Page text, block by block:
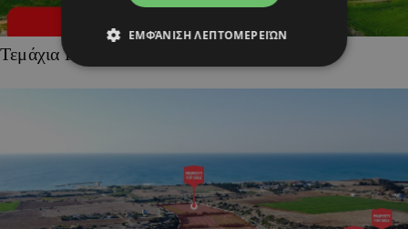
Τεμάχια Γης σε Οικιστικές Περιοχές
ΕΜΦΆΝΙΣΗ ΛΕΠΤΟΜΕΡΕΙΏΝ